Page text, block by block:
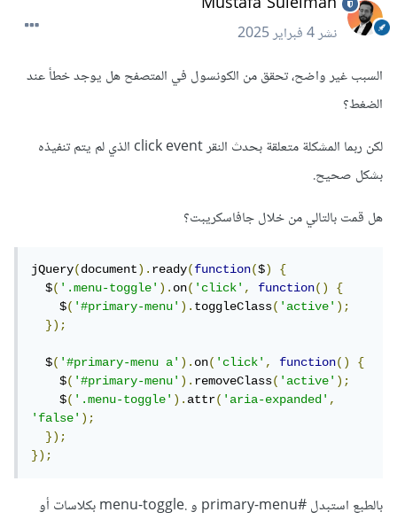
نشر4 فبراير 2025
السبب غير واضح، تحقق من الكونسول في المتصفح هل يوجد خطأ عند
الضغط؟
لكن ربما المشكلة متعلقة بحدث النقر click event الذي لم يتم تنفيذه
بشكل صحيح.
هل قمت بالتالي من خلال جافاسكريبت؟
jQuery(document).ready(function($)
{
  $
('.menu-toggle').on('click', function()
{
    $
('#primary-menu').toggleClass('active');
});
  $
('#primary-menu a').on('click', function()
{
    $
('#primary-menu').removeClass('active');
    $
('.menu-toggle').attr('aria-expanded',
'false');
});
});
بالطبع استبدل #primary-menu و .menu-toggle بكلاسات أو